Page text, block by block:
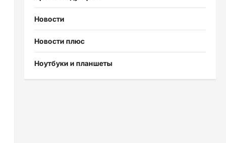
Новости
Новости плюс
Ноутбуки и планшеты